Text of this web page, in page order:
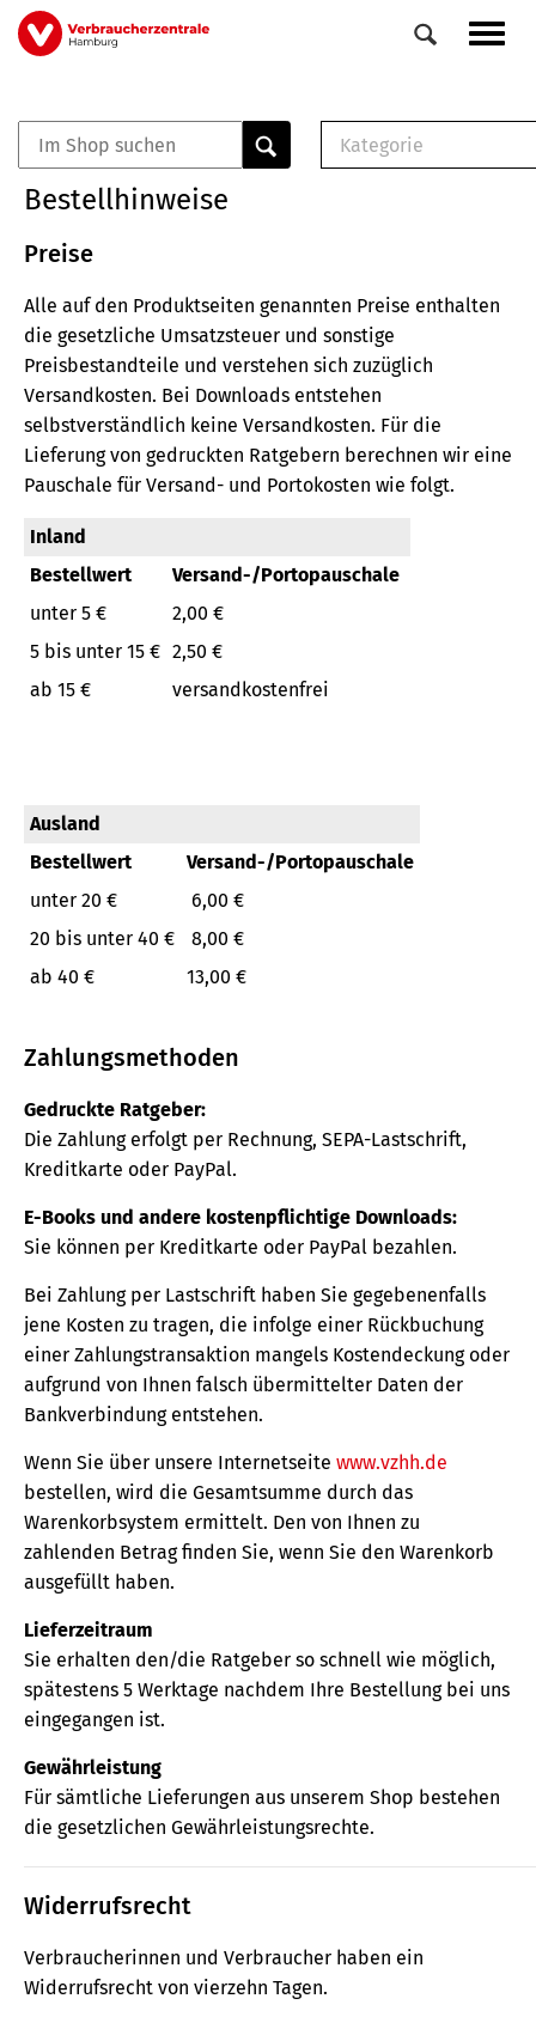
Direkt
zum
Veranstaltungen
0
Elemente
Kategorie
Broschüre
Buch
Bestellhinweise
Preise
Alle auf den Produktseiten genannten Preise enthalten
die gesetzliche Umsatzsteuer und sonstige
Preisbestandteile und verstehen sich zuzüglich
Versandkosten. Bei Downloads entstehen
selbstverständlich keine Versandkosten. Für die
Lieferung von gedruckten Ratgebern berechnen wir eine
Pauschale für Versand- und Portokosten wie folgt.
Inland
Bestellwert
Versand-/Portopauschale
unter 5 €
2,00 €
5 bis unter 15 € 2,50 €
ab 15 €
versandkostenfrei
Ausland
Bestellwert
Versand-/Portopauschale
unter 20 €
6,00 €
20 bis unter 40 €
8,00 €
ab 40 €
13,00 €
Zahlungsmethoden
Gedruckte Ratgeber:
Die Zahlung erfolgt per Rechnung, SEPA-Lastschrift,
Kreditkarte oder PayPal.
E-Books und andere kostenpflichtige Downloads:
Sie können per Kreditkarte oder PayPal bezahlen.
Bei Zahlung per Lastschrift haben Sie gegebenenfalls
jene Kosten zu tragen, die infolge einer Rückbuchung
einer Zahlungstransaktion mangels Kostendeckung oder
aufgrund von Ihnen falsch übermittelter Daten der
Bankverbindung entstehen.
Wenn Sie über unsere Internetseite www.vzhh.de
bestellen, wird die Gesamtsumme durch das
Warenkorbsystem ermittelt. Den von Ihnen zu
zahlenden Betrag finden Sie, wenn Sie den Warenkorb
ausgefüllt haben.
Lieferzeitraum
Sie erhalten den/die Ratgeber so schnell wie möglich,
spätestens 5 Werktage nachdem Ihre Bestellung bei uns
eingegangen ist.
Gewährleistung
Für sämtliche Lieferungen aus unserem Shop bestehen
die gesetzlichen Gewährleistungsrechte.
Widerrufsrecht
Verbraucherinnen und Verbraucher haben ein
Widerrufsrecht von vierzehn Tagen.